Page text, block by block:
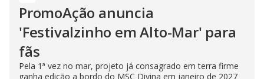
PromoAção anuncia
'Festivalzinho em Alto-Mar' para
fãs
Pela 1ª vez no mar, projeto já consagrado em terra firme
ganha edição a bordo do MSC Divina em janeiro de 2027